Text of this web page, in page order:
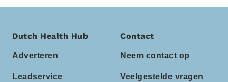
Dutch Health Hub
Adverteren
Leadservice
Contact
Neem contact op
Veelgestelde vragen